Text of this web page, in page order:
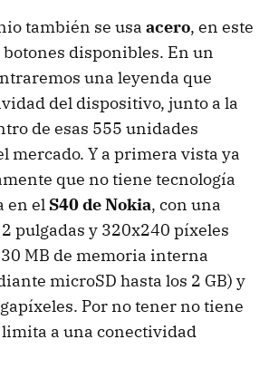
también se usa acero, en este
botones disponibles. En un
una leyenda que
del dispositivo, junto a la
de esas 555 unidades
mercado. Y a primera vista ya
que no tiene tecnología
en el S40 de Nokia, con una
pulgadas y 320x240 píxeles
MB de memoria interna
microSD hasta los 2 GB) y
Por no tener no tiene
limita a una conectividad